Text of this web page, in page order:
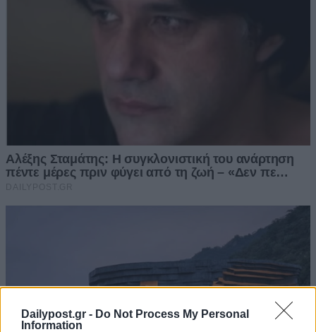
Dailypost.gr - Do Not Process My Personal
Information